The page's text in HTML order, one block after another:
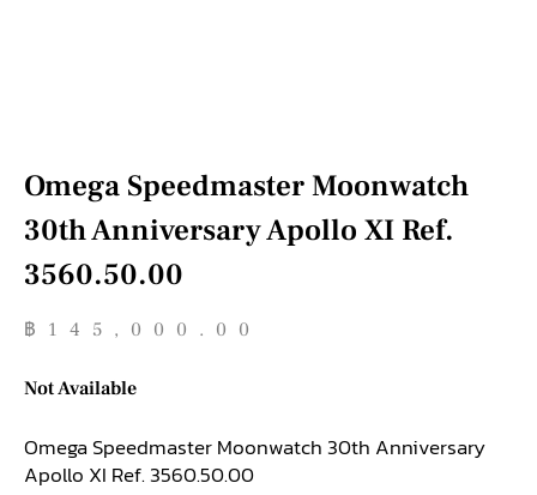
Omega Speedmaster Moonwatch
30th Anniversary Apollo XI Ref.
3560.50.00
฿ 145,000.00
Not Available
Omega Speedmaster Moonwatch 30th Anniversary
Apollo XI Ref. 3560.50.00